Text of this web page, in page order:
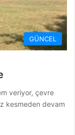
GÜNCEL
veriyor, çevre
kesmeden devam